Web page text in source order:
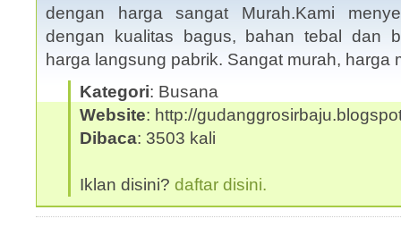
dengan harga sangat Murah.Kami
dengan kualitas bagus, bahan tebal dan
harga langsung pabrik. Sangat murah,
Kategori: Busana
Website: http://
Dibaca: 3503 kali
Iklan disini? daftar disini.